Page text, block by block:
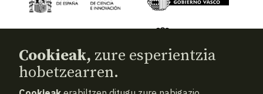
Cookieak, zure esperientzia
hobetzearren.